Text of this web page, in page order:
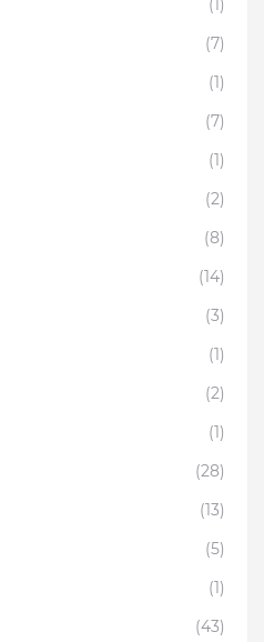
(1)
(7)
(1)
(7)
(1)
(2)
(8)
(14)
(3)
(1)
(2)
(1)
(28)
(13)
(5)
(1)
(43)